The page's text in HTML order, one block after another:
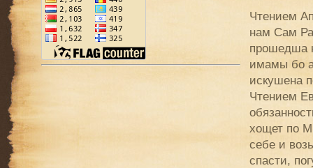
Чтением
нам Сам
прошедша
имамы бо
искушена
Чтением
хощет по
себе и
спасти,